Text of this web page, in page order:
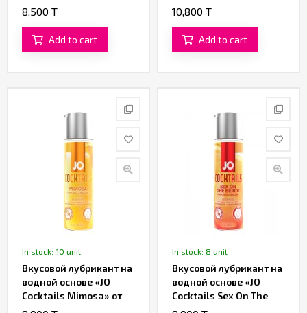
(100 ML)
8,500 T
Add to cart
«System JO» 120 ML
10,800 T
Add to cart
In stock: 10 unit
Вкусовой лубрикант на
водной основе «JO
Cocktails Mimosa» от
«System JO» 60 ML
In stock: 8 unit
Вкусовой лубрикант на
водной основе «JO
Cocktails Sex On The
Beach» от «System JO»